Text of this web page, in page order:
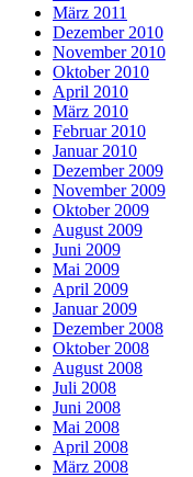
März 2011
Dezember 2010
November 2010
Oktober 2010
April 2010
März 2010
Februar 2010
Januar 2010
Dezember 2009
November 2009
Oktober 2009
August 2009
Juni 2009
Mai 2009
April 2009
Januar 2009
Dezember 2008
Oktober 2008
August 2008
Juli 2008
Juni 2008
Mai 2008
April 2008
März 2008